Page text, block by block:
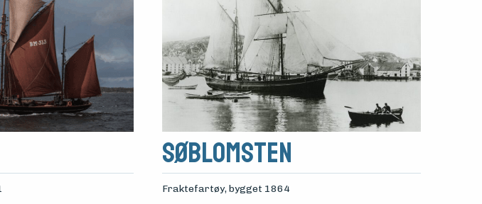
SØBLOMSTEN
Fraktefartøy, bygget 1864